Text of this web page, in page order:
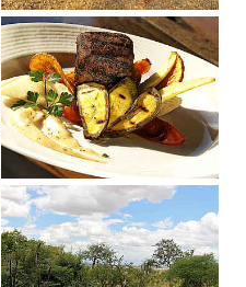
Show larger version
Show larger version